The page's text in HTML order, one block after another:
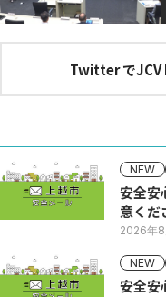
Twitter でJCV
NEW
安全安
意くだ
2026年8
NEW
安全安